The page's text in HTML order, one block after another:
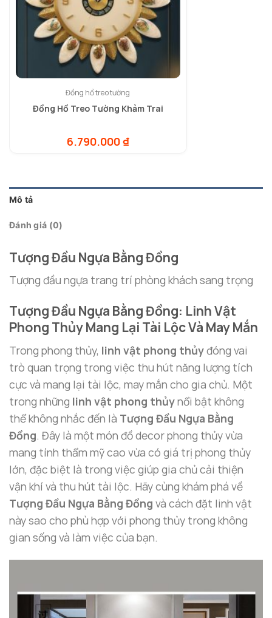
Đồng hồ treo tường
Đồng Hồ Treo Tường Khảm Trai
6.790.000₫
Mô tả
Đánh giá (0)
Tượng Đầu Ngựa Bằng Đồng
Tượng đầu ngựa trang trí phòng khách sang trọng
Tượng Đầu Ngựa Bằng Đồng: Linh Vật
Phong Thủy Mang Lại Tài Lộc Và May Mắn
Trong phong thủy, linh vật phong thủyđóng vai
trò quan trọng trong việc thu hút năng lượng tích
cực và mang lại tài lộc, may mắn cho gia chủ. Một
trong những linh vật phong thủynổi bật không
thể không nhắc đến là Tượng Đầu Ngựa Bằng
Đồng. Đây là một món đồ decor phong thủy vừa
mang tính thẩm mỹ cao vừa có giá trị phong thủy
lớn, đặc biệt là trong việc giúp gia chủ cải thiện
vận khí và thu hút tài lộc. Hãy cùng khám phá về
Tượng Đầu Ngựa Bằng Đồng và cách đặt linh vật
này sao cho phù hợp với phong thủy trong không
gian sống và làm việc của bạn.